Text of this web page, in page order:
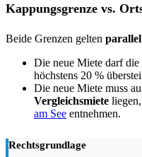
Kappungsgrenze vs.
Beide Grenzen gelten parallel
Die neue Miete darf die
höchstens 20 %
Die neue Miete muss
Vergleichsmiete
am See entnehmen.
Rechtsgrundlage